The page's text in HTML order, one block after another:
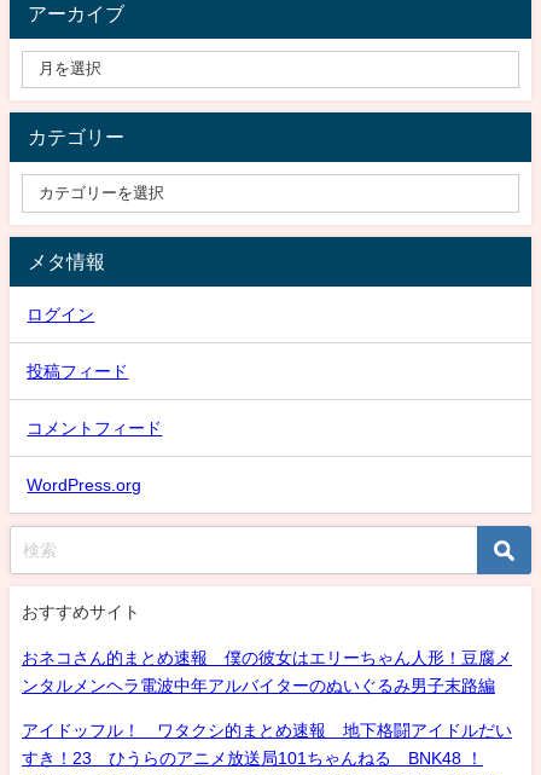
アーカイブ
カテゴリー
メタ情報
ログイン
投稿フィード
コメントフィード
WordPress.org
おすすめサイト
おネコさん的まとめ速報 僕の彼女はエリーちゃん人形！豆腐メ
ンタルメンヘラ電波中年アルバイターのぬいぐるみ男子末路編
アイドッフル！ ワタクシ的まとめ速報 地下格闘アイドルだい
すき！23 ひうらのアニメ放送局101ちゃんねる BNK48 ！